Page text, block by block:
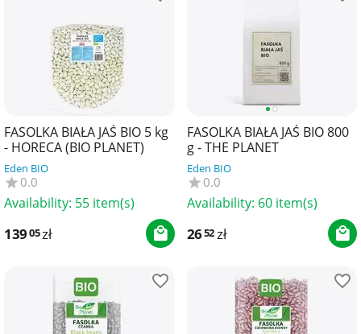
FASOLKA BIAŁA JAŚ BIO 5 kg
- HORECA (BIO PLANET)
Eden BIO
0.0
Availability: 55 item(s)
13905zł
FASOLKA BIAŁA JAŚ BIO 800
g - THE PLANET
Eden BIO
0.0
Availability: 60 item(s)
2652zł